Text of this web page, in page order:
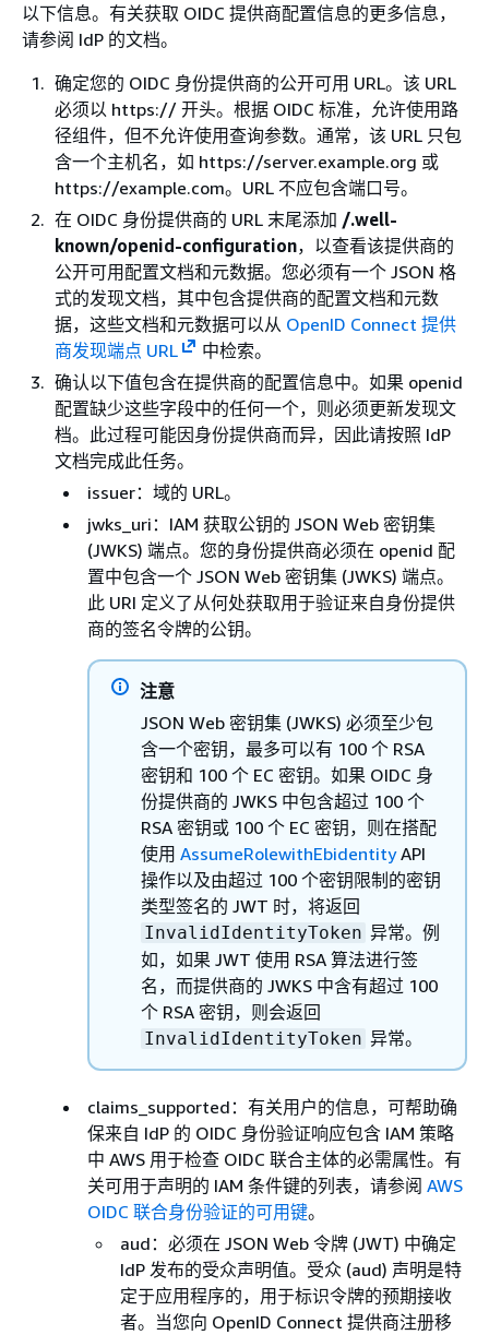
以下信息。有关获取 OIDC 提供商配置信息的更多信息，
请参阅 IdP 的文档。
确定您的 OIDC 身份提供商的公开可用 URL。该 URL
必须以 https:// 开头。根据 OIDC 标准，允许使用路
径组件，但不允许使用查询参数。通常，该 URL 只包
含一个主机名，如 https://server.example.org 或
https://example.com。URL 不应包含端口号。
在 OIDC 身份提供商的 URL 末尾添加 /.well-
known/openid-configuration，以查看该提供商的
公开可用配置文档和元数据。您必须有一个 JSON 格
式的发现文档，其中包含提供商的配置文档和元数
据，这些文档和元数据可以从 OpenID Connect 提供
商发现端点 URL
中检索。
确认以下值包含在提供商的配置信息中。如果 openid
配置缺少这些字段中的任何一个，则必须更新发现文
档。此过程可能因身份提供商而异，因此请按照 IdP
文档完成此任务。
issuer：域的 URL。
jwks_uri：IAM 获取公钥的 JSON Web 密钥集
(JWKS) 端点。您的身份提供商必须在 openid 配
置中包含一个 JSON Web 密钥集 (JWKS) 端点。
此 URI 定义了从何处获取用于验证来自身份提供
商的签名令牌的公钥。
注意
JSON Web 密钥集 (JWKS) 必须至少包
含一个密钥，最多可以有 100 个 RSA
密钥和 100 个 EC 密钥。如果 OIDC 身
份提供商的 JWKS 中包含超过 100 个
RSA 密钥或 100 个 EC 密钥，则在搭配
使用 AssumeRolewithEbidentityAPI
操作以及由超过 100 个密钥限制的密钥
类型签名的 JWT 时，将返回
InvalidIdentityToken 异常。例
如，如果 JWT 使用 RSA 算法进行签
名，而提供商的 JWKS 中含有超过 100
个 RSA 密钥，则会返回
InvalidIdentityToken 异常。
claims_supported：有关用户的信息，可帮助确
保来自 IdP 的 OIDC 身份验证响应包含 IAM 策略
中 AWS 用于检查 OIDC 联合主体的必需属性。有
关可用于声明的 IAM 条件键的列表，请参阅 AWS
OIDC 联合身份验证的可用键。
aud：必须在 JSON Web 令牌 (JWT) 中确定
IdP 发布的受众声明值。受众 (aud) 声明是特
定于应用程序的，用于标识令牌的预期接收
者。当您向 OpenID Connect 提供商注册移